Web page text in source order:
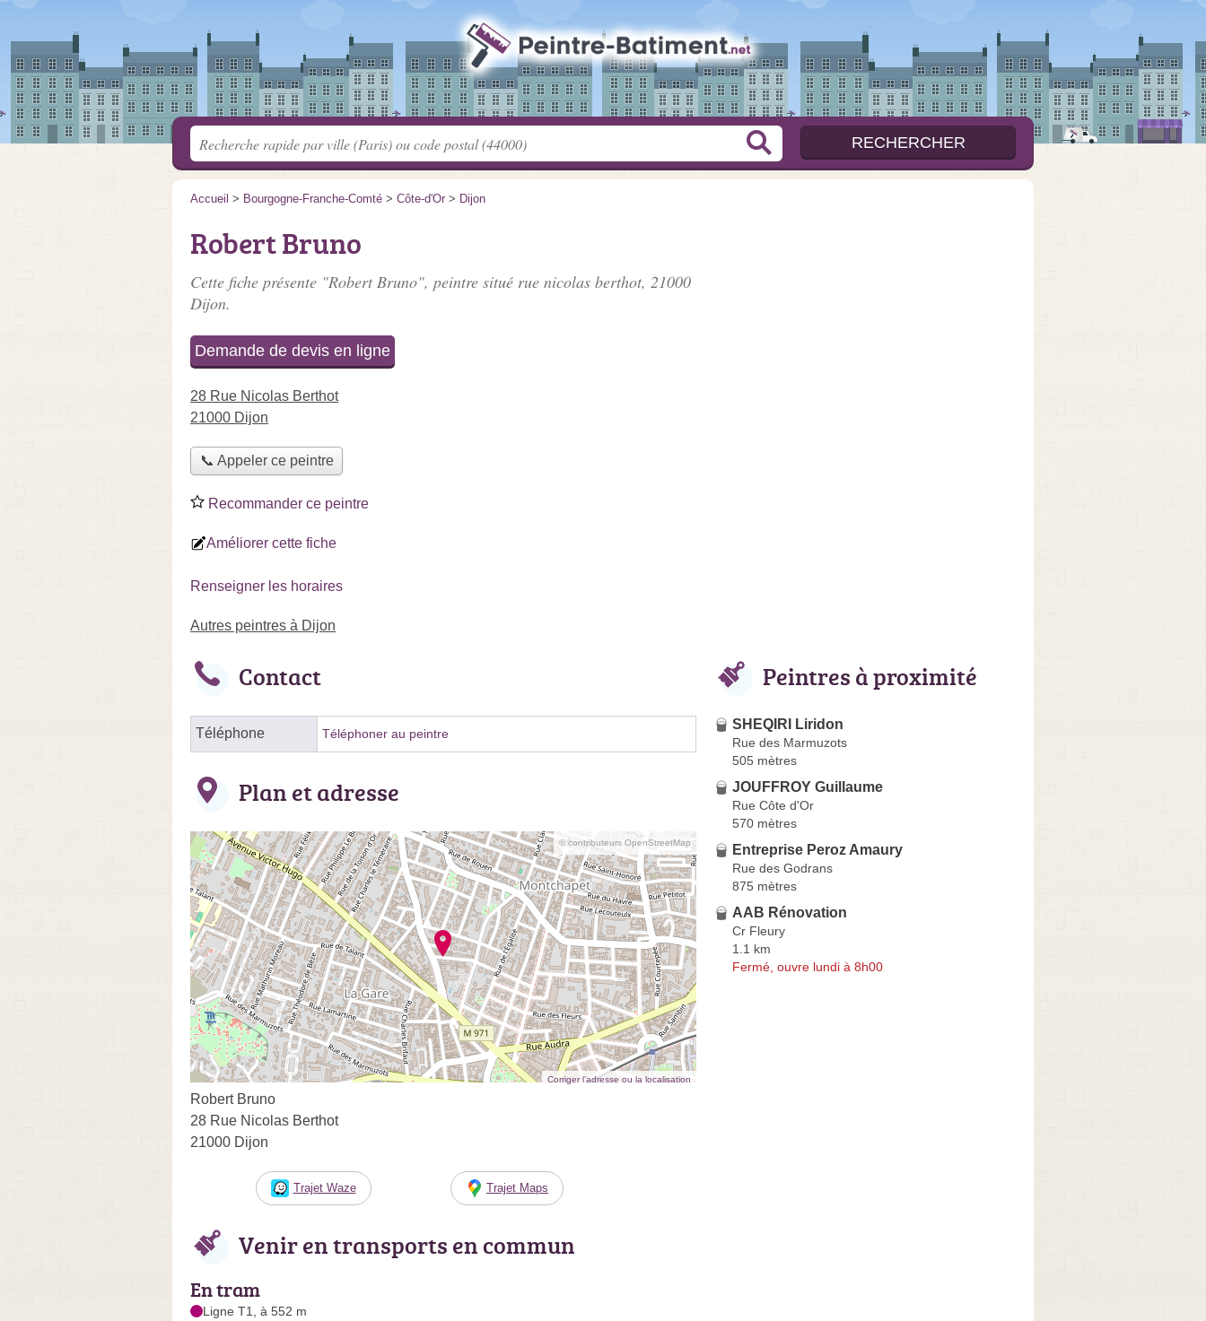
Accueil > Bourgogne-Franche-Comté > Côte-d'Or > Dijon
Robert Bruno
Cette fiche présente "Robert Bruno", peintre situé rue nicolas berthot, 21000
Dijon.
Demande de devis en ligne
28 Rue Nicolas Berthot
21000 Dijon
📞 Appeler ce peintre
Recommander ce peintre
Améliorer cette fiche
Renseigner les horaires
Autres peintres à Dijon
Contact
Téléphone Téléphoner au peintre
Plan et adresse
© contributeurs OpenStreetMap
Corriger l’adresse ou la localisation
Robert Bruno
28 Rue Nicolas Berthot
21000 Dijon
Trajet Waze Trajet Maps
Venir en transports en commun
En tram
Ligne T1, à 552 m
Peintres à proximité
SHEQIRI Liridon
Rue des Marmuzots
505 mètres
JOUFFROY Guillaume
Rue Côte d'Or
570 mètres
Entreprise Peroz Amaury
Rue des Godrans
875 mètres
AAB Rénovation
Cr Fleury
1.1 km
Fermé, ouvre lundi à 8h00